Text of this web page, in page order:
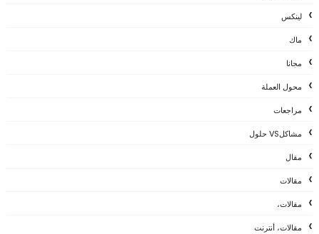
لينكس
ماك
مجانا
محول العملة
مراجعات
مشاكلVS حلول
مقال
مقالات
مقالات،
مقالات، أنترنت